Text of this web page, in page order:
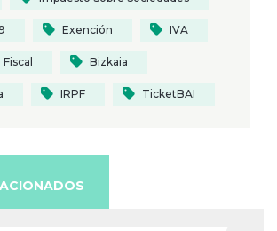
Exención IVA
Bizkaia
IRPF TicketBAI